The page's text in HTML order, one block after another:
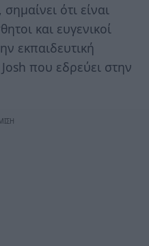
ότι είναι
και ευγενικοί
εκπαιδευτική
που εδρεύει στην